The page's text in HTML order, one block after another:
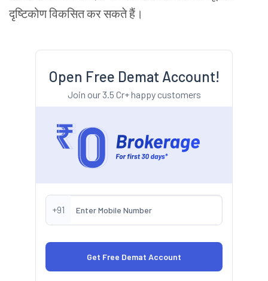
दृष्टिकोण विकसित कर सकते हैं।
Open Free Demat Account!
Join our 3.5 Cr+ happy customers
+91